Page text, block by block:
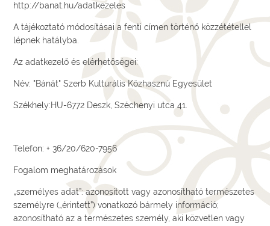
http://banat.hu/adatkezeles
A tájékoztató módosításai a fenti címen történő közzététellel
lépnek hatályba.
Az adatkezelő és elérhetőségei:
Név: "Bánát" Szerb Kulturális Közhasznú Egyesület
Székhely:HU-6772 Deszk, Széchenyi utca 41.
Telefon: + 36/20/620-7956
Fogalom meghatározások
„személyes adat”: azonosított vagy azonosítható természetes
személyre („érintett”) vonatkozó bármely információ;
azonosítható az a természetes személy, aki közvetlen vagy